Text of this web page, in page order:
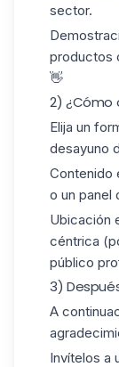
sector.
productos
👋
2) ¿Cómo
Elija un
desayuno
Contenido
o un panel
Ubicación
céntrica
público
3)
A
Invítelos a